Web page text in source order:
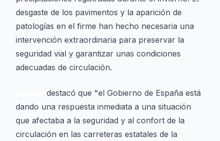
desgaste de los pavimentos y la aparición de
patologías en el firme han hecho necesaria una
intervención extraordinaria para preservar la
seguridad vial y garantizar unas condiciones
adecuadas de circulación.
destacó que "el Gobierno de España está
dando una respuesta inmediata a una situación
que afectaba a la seguridad y al confort de la
circulación en las carreteras estatales de la